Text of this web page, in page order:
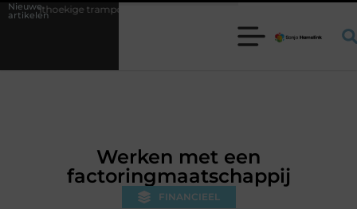
Nieuwe
artikelenkiezen voor jouw tuin
Werken met een
factoringmaatschappij
FINANCIEEL